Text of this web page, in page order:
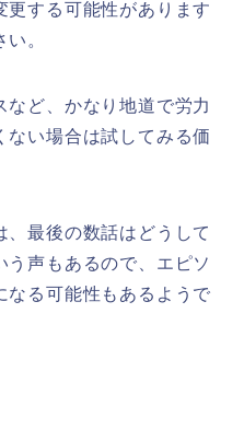
更する可能性があります
。
など、かなり地道で労力
ない場合は試してみる価
、最後の数話はどうして
声もあるので、エピソ
なる可能性もあるようで